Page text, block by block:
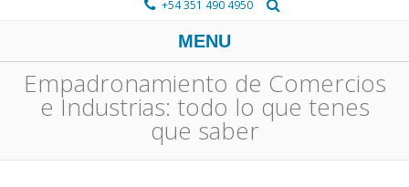
+54 351 490 4950
MENU
Empadronamiento de Comercios
e Industrias: todo lo que tenes
que saber